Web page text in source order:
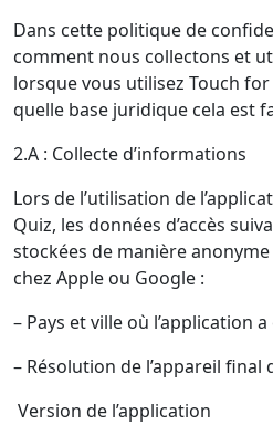
Dans cette politique de
comment nous collectons et
lorsque vous utilisez Touch
quelle base juridique cela est
2.A : Collecte d’informations
Lors de l’utilisation de
Quiz, les données d’accès
stockées de manière
chez Apple ou Google :
– Pays et ville où l’application
– Résolution de l’appareil final
Version de l’application